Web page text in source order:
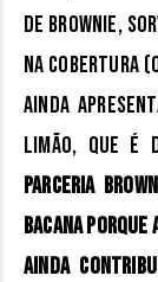
de brownie,
na cobertura
ainda
limão, que é
parceria
bacana porque
ainda